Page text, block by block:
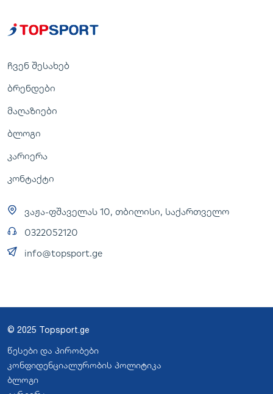
ჩვენ შესახებ
ბრენდები
მაღაზიები
ბლოგი
კარიერა
კონტაქტი
ვაჟა-ფშაველას 10, თბილისი, საქართველო
0322052120
info@topsport.ge
© 2025 Topsport.ge
წესები და პირობები
კონფიდენციალურობის პოლიტიკა
ბლოგი